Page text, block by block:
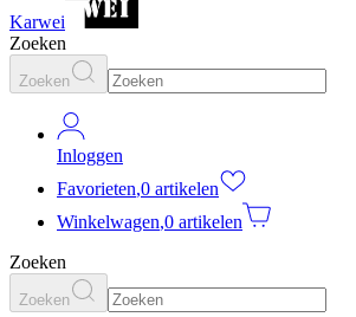
Karwei
Zoeken
Zoeken
Inloggen
Favorieten,0 artikelen
Winkelwagen,0 artikelen
Zoeken
Zoeken